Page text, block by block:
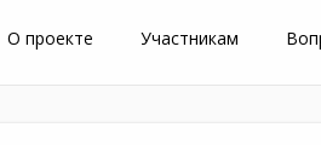
О проекте Участникам